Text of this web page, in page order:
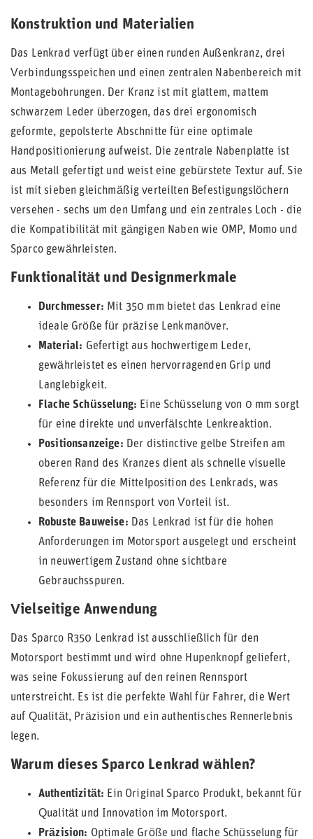
Konstruktion und Materialien
Das Lenkrad verfügt über einen runden Außenkranz, drei
Verbindungsspeichen und einen zentralen Nabenbereich mit
Montagebohrungen. Der Kranz ist mit glattem, mattem
schwarzem Leder überzogen, das drei ergonomisch
geformte, gepolsterte Abschnitte für eine optimale
Handpositionierung aufweist. Die zentrale Nabenplatte ist
aus Metall gefertigt und weist eine gebürstete Textur auf. Sie
ist mit sieben gleichmäßig verteilten Befestigungslöchern
versehen - sechs um den Umfang und ein zentrales Loch - die
die Kompatibilität mit gängigen Naben wie OMP, Momo und
Sparco gewährleisten.
Funktionalität und Designmerkmale
Durchmesser: Mit 350 mm bietet das Lenkrad eine
ideale Größe für präzise Lenkmanöver.
Material: Gefertigt aus hochwertigem Leder,
gewährleistet es einen hervorragenden Grip und
Langlebigkeit.
Flache Schüsselung: Eine Schüsselung von 0 mm sorgt
für eine direkte und unverfälschte Lenkreaktion.
Positionsanzeige: Der distinctive gelbe Streifen am
oberen Rand des Kranzes dient als schnelle visuelle
Referenz für die Mittelposition des Lenkrads, was
besonders im Rennsport von Vorteil ist.
Robuste Bauweise: Das Lenkrad ist für die hohen
Anforderungen im Motorsport ausgelegt und erscheint
in neuwertigem Zustand ohne sichtbare
Gebrauchsspuren.
Vielseitige Anwendung
Das Sparco R350 Lenkrad ist ausschließlich für den
Motorsport bestimmt und wird ohne Hupenknopf geliefert,
was seine Fokussierung auf den reinen Rennsport
unterstreicht. Es ist die perfekte Wahl für Fahrer, die Wert
auf Qualität, Präzision und ein authentisches Rennerlebnis
legen.
Warum dieses Sparco Lenkrad wählen?
Authentizität: Ein Original Sparco Produkt, bekannt für
Qualität und Innovation im Motorsport.
Präzision: Optimale Größe und flache Schüsselung für